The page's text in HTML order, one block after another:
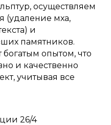
осуществляем
(удаление мха,
и
памятников.
опытом, что
и качественно
учитывая все
26/4